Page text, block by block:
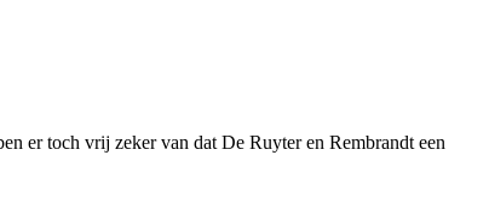
er toch vrij zeker van dat De Ruyter en Rembrandt een